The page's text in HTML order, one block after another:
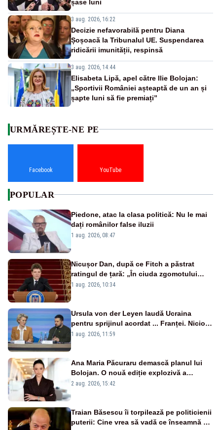
șase luni
3 aug. 2026, 16:22
Decizie nefavorabilă pentru Diana
Șoșoacă la Tribunalul UE. Suspendarea
ridicării imunității, respinsă
3 aug. 2026, 14:44
Elisabeta Lipă, apel către Ilie Bolojan:
„Sportivii României așteaptă de un an și
șapte luni să fie premiați”
URMĂREȘTE-NE PE
Facebook YouTube
POPULAR
Piedone, atac la clasa politică: Nu le mai
dați românilor false iluzii
1 aug. 2026, 08:47
Nicușor Dan, după ce Fitch a păstrat
ratingul de țară: „În ciuda zgomotului
politic, România funcționează”
1 aug. 2026, 10:34
Ursula von der Leyen laudă Ucraina
pentru sprijinul acordat ... Franței. Nicio
reacție privind ajutorul energetic promis
1 aug. 2026, 11:59
Ana Maria Păcuraru demască planul lui
Bolojan. O nouă ediție explozivă a
emisiunii „Miza Zilei” la Realitatea PLUS
2 aug. 2026, 15:42
Traian Băsescu îi torpilează pe politicienii
puterii: Cine vrea să vadă ce înseamnă să